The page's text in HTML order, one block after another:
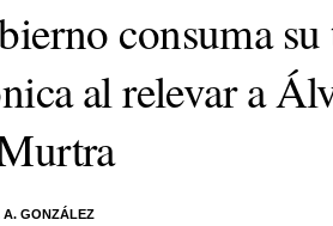
consuma
al relevar a
A. GONZÁLEZ